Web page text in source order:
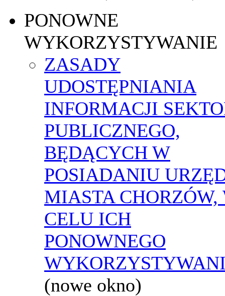
PONOWNE
WYKORZYSTYWANIE
ZASADY
UDOSTĘPNIANIA
INFORMACJI
PUBLICZNEGO,
BĘDĄCYCH W
POSIADANIU
MIASTA CHORZÓW,
CELU ICH
PONOWNEGO
(nowe okno)